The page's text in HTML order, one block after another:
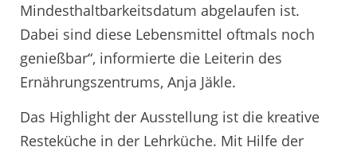
Mindesthaltbarkeitsdatum abgelaufen ist.
Dabei sind diese Lebensmittel oftmals noch
genießbar“, informierte die Leiterin des
Ernährungszentrums, Anja Jäkle.
Das Highlight der Ausstellung ist die kreative
Resteküche in der Lehrküche. Mit Hilfe der